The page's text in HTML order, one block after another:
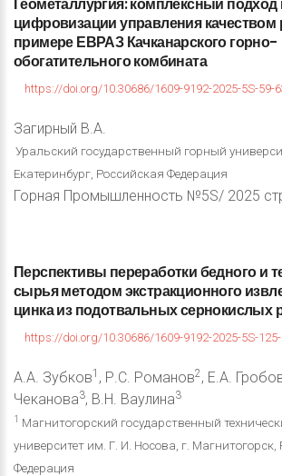
цифровизацииуправления качеством
примереЕВРАЗ Качканарскогогорно-
обогатительногокомбината
https://doi.org/10.30686/1609-9192-2025-5S-59-
Загирный В.А.
Уральский государственный горный
Екатеринбург, Российская Федерация
Горная Промышленность №5S/ 2025
Перспективы переработкибедногои
сырьяметодомэкстракционного
цинкаиз подотвальныхсернокислых
https://doi.org/10.30686/1609-9192-2025-5S-
А.А. Зубков1 , Р.С. Романов2 , Е.А.
Чеканова3, В.Н. Ваулина3
1
Магнитогорский государственный
университет им. Г. И. Носова, г. Магнитогорск,
Федерация